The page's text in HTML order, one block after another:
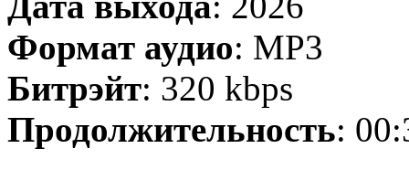
Формат аудио: MP3
Битрэйт: 320 kbps
Продолжительность: